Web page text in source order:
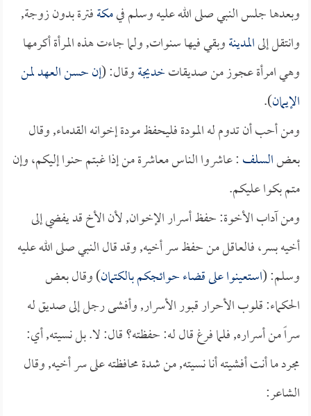
وبعدها جلس النبي صلى الله عليه وسلم فيمكةفترة بدون زوجة,
وانتقل إلىالمدينةوبقي فيها سنوات, ولما جاءت هذه المرأة أكرمها
وهي امرأة عجوز من صديقاتخديجةوقال: (إن حسن العهد لمن
الإيمان).
ومن أحب أن تدوم له المودة فليحفظ مودة إخوانه القدماء, وقال
بعضالسلف: عاشروا الناس معاشرة من إذا غبتم حنوا إليكم، وإن
متم بكوا عليكم.
ومن آداب الأخوة: حفظ أسرار الإخوان, لأن الأخ قد يفضي إلى
أخيه بسر، فالعاقل من حفظ سر أخيه, وقد قال النبي صلى الله عليه
وسلم: (استعينوا على قضاء حوائجكم بالكتمان) وقال بعض
الحكماء: قلوب الأحرار قبور الأسرار, وأفشى رجل إلى صديق له
سراً من أسراره, فلما فرغ قال له: حفظته؟ قال: لا. بل نسيته, أي:
مجرد ما أنت أفشيته أنا نسيته, من شدة محافظته على سر أخيه, وقال
الشاعر: